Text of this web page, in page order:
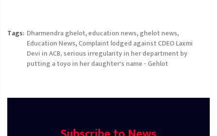
Tags: Dharmendra ghelot,education news,ghelot news,
Education News,Complaint lodged against CDEO Laxmi
Devi in ACB, serious irregularity in her department by
putting a toyo in her daughter's name - Gehlot